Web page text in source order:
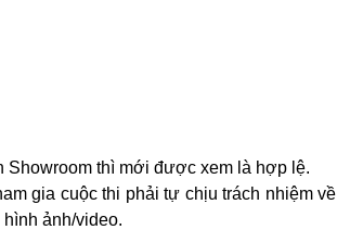
Showroom thì mới được xem là hợp lệ.
gia cuộc thi phải tự chịu trách nhiệm về
ảnh/video.